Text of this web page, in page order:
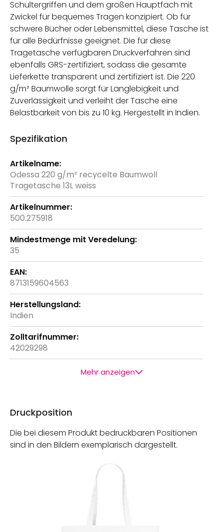
Schultergriffen und dem großen Hauptfach mit
Zwickel für bequemes Tragen konzipiert. Ob für
schwere Bücher oder Lebensmittel, diese Tasche ist
für alle Bedürfnisse geeignet. Die für diese
Tragetasche verfügbaren Druckverfahren sind
ebenfalls GRS-zertifiziert, sodass die gesamte
Lieferkette transparent und zertifiziert ist. Die 220
g/m² Baumwolle sorgt für Langlebigkeit und
Zuverlässigkeit und verleiht der Tasche eine
Belastbarkeit von bis zu 10 kg. Hergestellt in Indien.
Spezifikation
Weitere
Informationen
Odessa 220 g/m² recycelte Baumwoll
Tragetasche 13L weiss
500.275918
35
8713159604563
Indien
42029298
Mehr anzeigen
Druckposition
Die bei diesem Produkt bedruckbaren Positionen
sind in den Bildern exemplarisch dargestellt.